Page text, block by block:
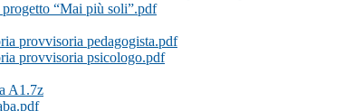
“Mai più soli”.pdf
provvisoria pedagogista.pdf
provvisoria psicologo.pdf
A1.7z